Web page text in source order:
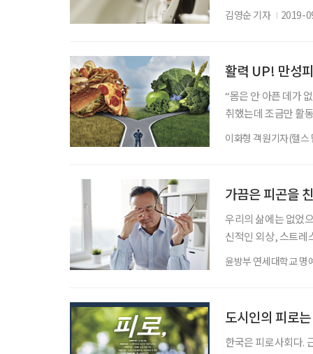
들은 스마트폰으로
늘어나는 추세다.
김영순 기자 2019-
활력 UP! 만성
“몸은 안 아픈 데가
취했는데 조금만 활
많다. 시니어는 더
느낌까지 든다. 이
이화형 객원기자(헬스
가끔은 피곤을
우리의 삶에는 없었
신적인 외상, 스트레
고 질병의 징후도
윤방부 연세대학교 명
도시인의 피로
한국은 피로사회다.